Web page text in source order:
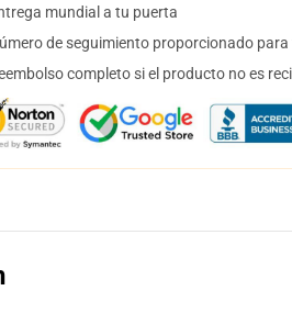
mundial a tu puerta
de seguimiento proporcionado
completo si el producto no es